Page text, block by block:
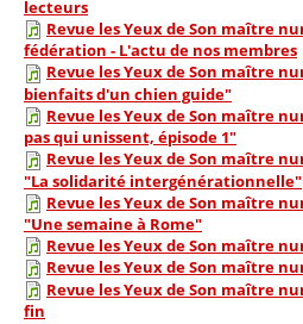
lecteurs
Revue les Yeux de Son maître
fédération - L'actu de nos membres
Revue les Yeux de Son maître
bienfaits d'un chien guide"
Revue les Yeux de Son maître
pas qui unissent, épisode 1"
Revue les Yeux de Son maître
"La solidarité intergénérationnelle"
Revue les Yeux de Son maître
"Une semaine à Rome"
Revue les Yeux de Son maître
Revue les Yeux de Son maître
Revue les Yeux de Son maître
fin